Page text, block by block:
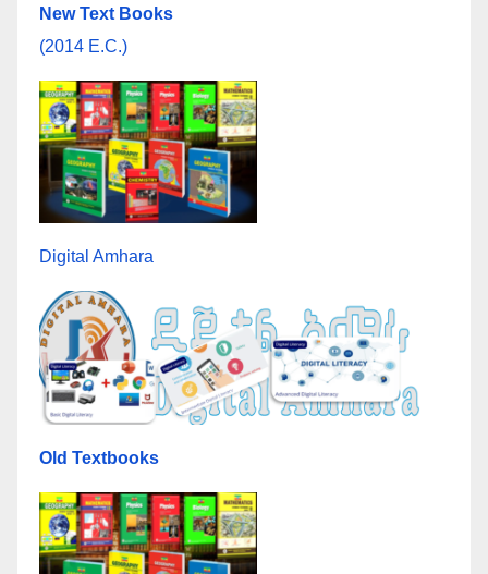
New Text Books
(2014 E.C.)
Digital Amhara
Old Textbooks